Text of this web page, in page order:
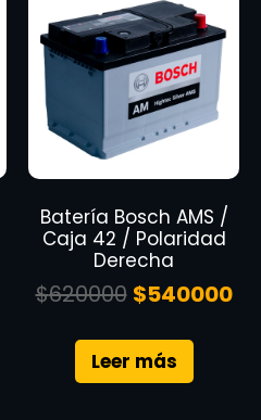
Batería Bosch AMS /
Caja 42 / Polaridad
Derecha
$620000 $540000
Leer más